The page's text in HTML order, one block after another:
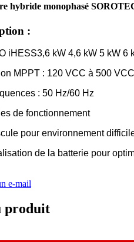
hybride monophasé
:
iHESS3,6 kW 4,6 kW 5 kW 6
MPPT : 120 VCC à 500 VCC
: 50 Hz/60 Hz
de fonctionnement
pour environnement
de la batterie pour
e-mail
produit